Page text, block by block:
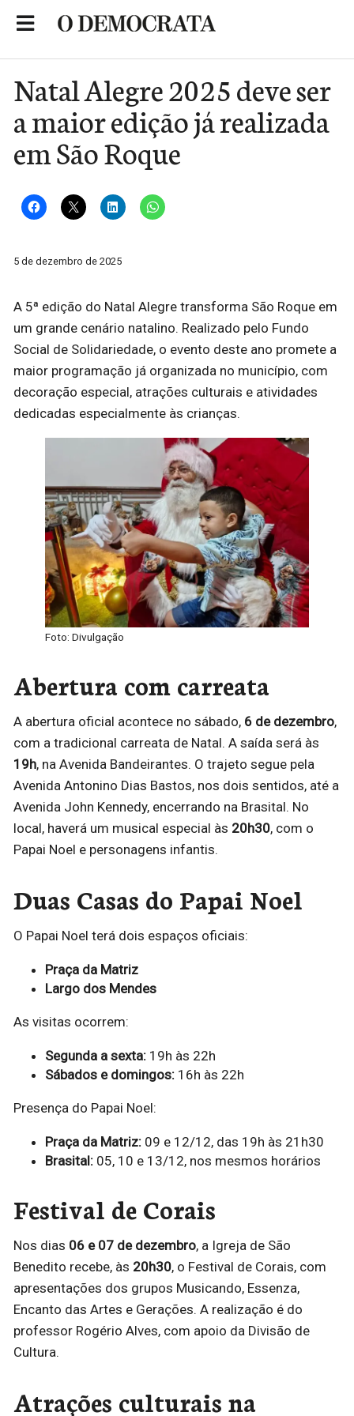
Natal Alegre 2025 deve ser
a maior edição já realizada
em São Roque
5 de dezembro de 2025
A 5ª edição do Natal Alegre transforma São Roque em
um grande cenário natalino. Realizado pelo Fundo
Social de Solidariedade, o evento deste ano promete a
maior programação já organizada no município, com
decoração especial, atrações culturais e atividades
dedicadas especialmente às crianças.
Foto: Divulgação
Abertura com carreata
A abertura oficial acontece no sábado, 6 de dezembro,
com a tradicional carreata de Natal. A saída será às
19h, na Avenida Bandeirantes. O trajeto segue pela
Avenida Antonino Dias Bastos, nos dois sentidos, até a
Avenida John Kennedy, encerrando na Brasital. No
local, haverá um musical especial às 20h30, com o
Papai Noel e personagens infantis.
Duas Casas do Papai Noel
O Papai Noel terá dois espaços oficiais:
Praça da Matriz
Largo dos Mendes
As visitas ocorrem:
Segunda a sexta: 19h às 22h
Sábados e domingos: 16h às 22h
Presença do Papai Noel:
Praça da Matriz: 09 e 12/12, das 19h às 21h30
Brasital: 05, 10 e 13/12, nos mesmos horários
Festival de Corais
Nos dias 06 e 07 de dezembro, a Igreja de São
Benedito recebe, às 20h30, o Festival de Corais, com
apresentações dos grupos Musicando, Essenza,
Encanto das Artes e Gerações. A realização é do
professor Rogério Alves, com apoio da Divisão de
Cultura.
Atrações culturais na